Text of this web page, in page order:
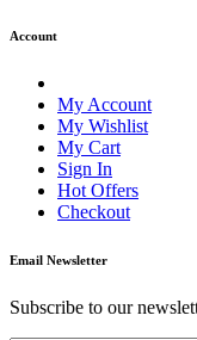
Account
My Account
My Wishlist
My Cart
Sign In
Hot Offers
Checkout
Email Newsletter
Subscribe to our